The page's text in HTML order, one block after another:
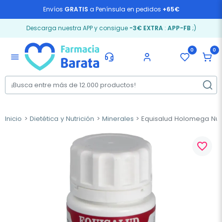
Envíos GRATIS a Península en pedidos +65€
Descarga nuestra APP y consigue -3€ EXTRA: APP-FB ;)
menu
0 0
Inicio Dietética y Nutrición Minerales Equisalud Holomega
favorite_border